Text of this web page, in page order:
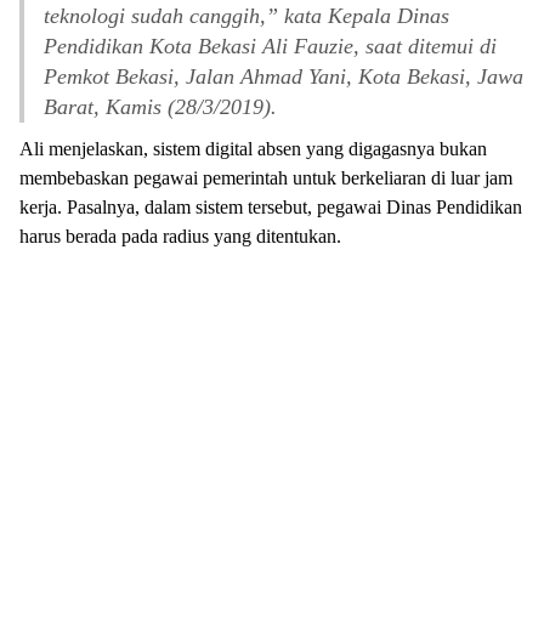
teknologi sudah canggih,” kata Kepala Dinas
Pendidikan Kota Bekasi Ali Fauzie, saat ditemui di
Pemkot Bekasi, Jalan Ahmad Yani, Kota Bekasi, Jawa
Barat, Kamis (28/3/2019).
Ali menjelaskan, sistem digital absen yang digagasnya bukan
membebaskan pegawai pemerintah untuk berkeliaran di luar jam
kerja. Pasalnya, dalam sistem tersebut, pegawai Dinas Pendidikan
harus berada pada radius yang ditentukan.